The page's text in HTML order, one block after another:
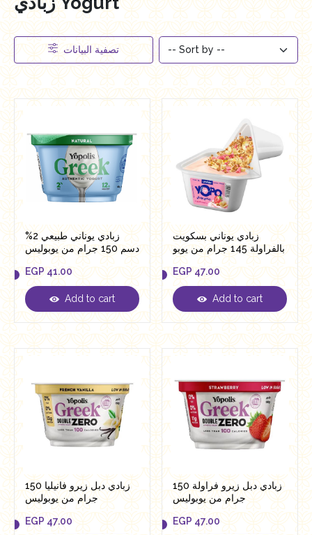
تصفية البيانات
زبادي يوناني طبيعي 2%
دسم 150 جرام من يوبوليس
EGP 41.00
EGP41.00
Add to cart
زبادي يوناني بسكويت
بالفراولة 145 جرام من يوبو
EGP 47.00
EGP 47.00
Add to cart
زبادي دبل زيرو فانيليا 150
جرام من يوبوليس
EGP 47.00
زبادي دبل زيرو فراولة 150
جرام من يوبوليس
EGP 47.00